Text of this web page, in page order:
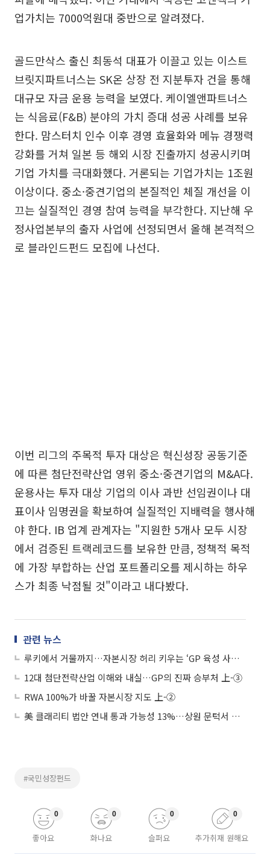
업가치는 7000억원대 중반으로 알려졌다.
골드만삭스 출신 최동석 대표가 이끌고 있는 이스트
브릿지파트너스는 SK온 상장 전 지분투자 건을 통해
대규모 자금 운용 능력을 보였다. 케이엘앤파트너스
는 식음료(F&B) 분야의 가치 증대 성공 사례를 보유
한다. 맘스터치 인수 이후 경영 효율화와 메뉴 경쟁력
강화를 거쳐 일본 등 해외 시장 진출까지 성공시키며
기업 가치를 극대화했다. 거론되는 기업가치는 1조원
이상이다. 중소·중견기업의 본질적인 체질 개선을 이
끄는 실질적인 경영 참여 능력을 부각한다. 지난해 우
정사업본부의 출자 사업에 선정되면서 올해 본격적으
로 블라인드펀드 모집에 나선다.
이번 리그의 주목적 투자 대상은 혁신성장 공동기준
에 따른 첨단전략산업 영위 중소·중견기업의 M&A다.
운용사는 투자 대상 기업의 이사 과반 선임권이나 대
표이사 임명권을 확보하여 실질적인 지배력을 행사해
야 한다. IB 업계 관계자는 "지원한 5개사 모두 시장
에서 검증된 트랙레코드를 보유한 만큼, 정책적 목적
에 가장 부합하는 산업 포트폴리오를 제시하는 하우
스가 최종 낙점될 것"이라고 내다봤다.
관련 뉴스
루키에서 거물까지…자본시장 허리 키우는 ‘GP 육성 사다리’ 上-④
12대 첨단전략산업 이해와 내실…GP의 진짜 승부처 上-③
RWA 100%가 바꿀 자본시장 지도 上-②
美 클래리티 법안 연내 통과 가능성 13%…상원 문턱서 제동
#국민성장펀드
좋아요
0
화나요
0
슬퍼요
0
추가취재 원해요
0